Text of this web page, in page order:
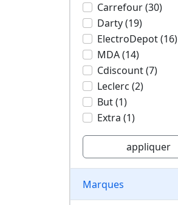
Carrefour (30)
Darty (19)
ElectroDepot (16)
MDA (14)
Cdiscount (7)
Leclerc (2)
But (1)
Extra (1)
appliquer
Marques